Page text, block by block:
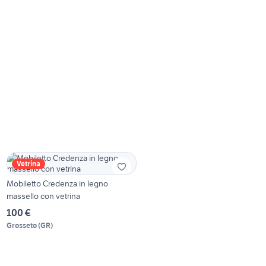
Vetrina
Mobiletto Credenza in legno
massello con vetrina
100 €
Grosseto(GR)